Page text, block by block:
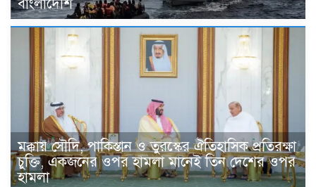
বাংলাদেশি
মক্কায় সৌদি, পাকিস্তান ও তুরস্কের ঐতিহাসিক প্রতিরক্ষা
চুক্তি, একজনের ওপর হামলা মানেই তিন দেশের ওপর
হামলা